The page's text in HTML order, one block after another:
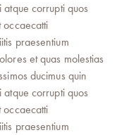
corrupti quos
occaecatti
praesentium
et quas molestias
ducimus quin
corrupti quos
occaecatti
praesentium